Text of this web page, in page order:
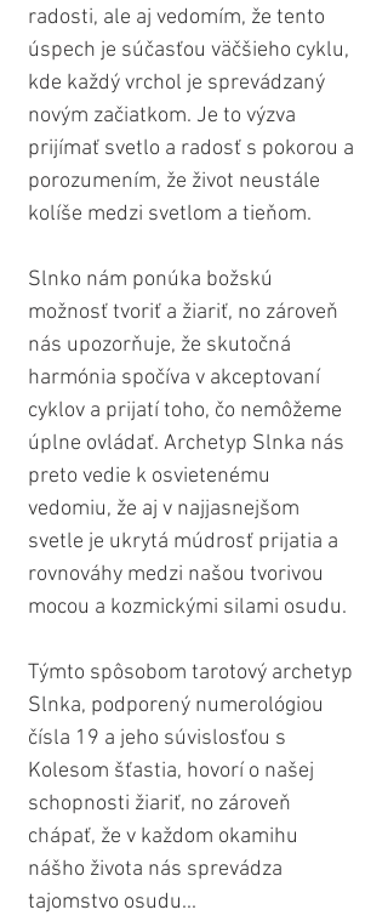
radosti, ale aj vedomím, že tento
úspech je súčasťou väčšieho cyklu,
kde každý vrchol je sprevádzaný
novým začiatkom. Je to výzva
prijímať svetlo a radosť s pokorou a
porozumením, že život neustále
kolíše medzi svetlom a tieňom.
Slnko nám ponúka božskú
možnosť tvoriť a žiariť, no zároveň
nás upozorňuje, že skutočná
harmónia spočíva v akceptovaní
cyklov a prijatí toho, čo nemôžeme
úplne ovládať. Archetyp Slnka nás
preto vedie k osvietenému
vedomiu, že aj v najjasnejšom
svetle je ukrytá múdrosť prijatia a
rovnováhy medzi našou tvorivou
mocou a kozmickými silami osudu.
Týmto spôsobom tarotový archetyp
Slnka, podporený numerológiou
čísla 19 a jeho súvislosťou s
Kolesom šťastia, hovorí o našej
schopnosti žiariť, no zároveň
chápať, že v každom okamihu
nášho života nás sprevádza
tajomstvo osudu...